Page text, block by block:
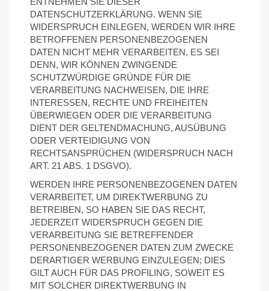
DATENSCHUTZERKLÄRUNG. WENN SIE
WIDERSPRUCH EINLEGEN, WERDEN WIR IHRE
BETROFFENEN PERSONENBEZOGENEN
DATEN NICHT MEHR VERARBEITEN, ES SEI
DENN, WIR KÖNNEN ZWINGENDE
SCHUTZWÜRDIGE GRÜNDE FÜR DIE
VERARBEITUNG NACHWEISEN, DIE IHRE
INTERESSEN, RECHTE UND FREIHEITEN
ÜBERWIEGEN ODER DIE VERARBEITUNG
DIENT DER GELTENDMACHUNG, AUSÜBUNG
ODER VERTEIDIGUNG VON
RECHTSANSPRÜCHEN (WIDERSPRUCH NACH
ART. 21 ABS. 1 DSGVO).
WERDEN IHRE PERSONENBEZOGENEN DATEN
VERARBEITET, UM DIREKTWERBUNG ZU
BETREIBEN, SO HABEN SIE DAS RECHT,
JEDERZEIT WIDERSPRUCH GEGEN DIE
VERARBEITUNG SIE BETREFFENDER
PERSONENBEZOGENER DATEN ZUM ZWECKE
DERARTIGER WERBUNG EINZULEGEN; DIES
GILT AUCH FÜR DAS PROFILING, SOWEIT ES
MIT SOLCHER DIREKTWERBUNG IN